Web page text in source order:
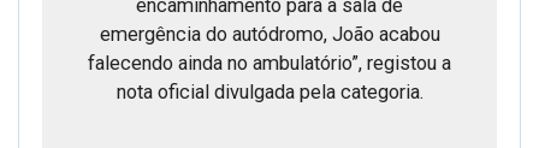
encaminhamento para a sala de
emergência do autódromo, João acabou
falecendo ainda no ambulatório”, registou a
nota oficial divulgada pela categoria.